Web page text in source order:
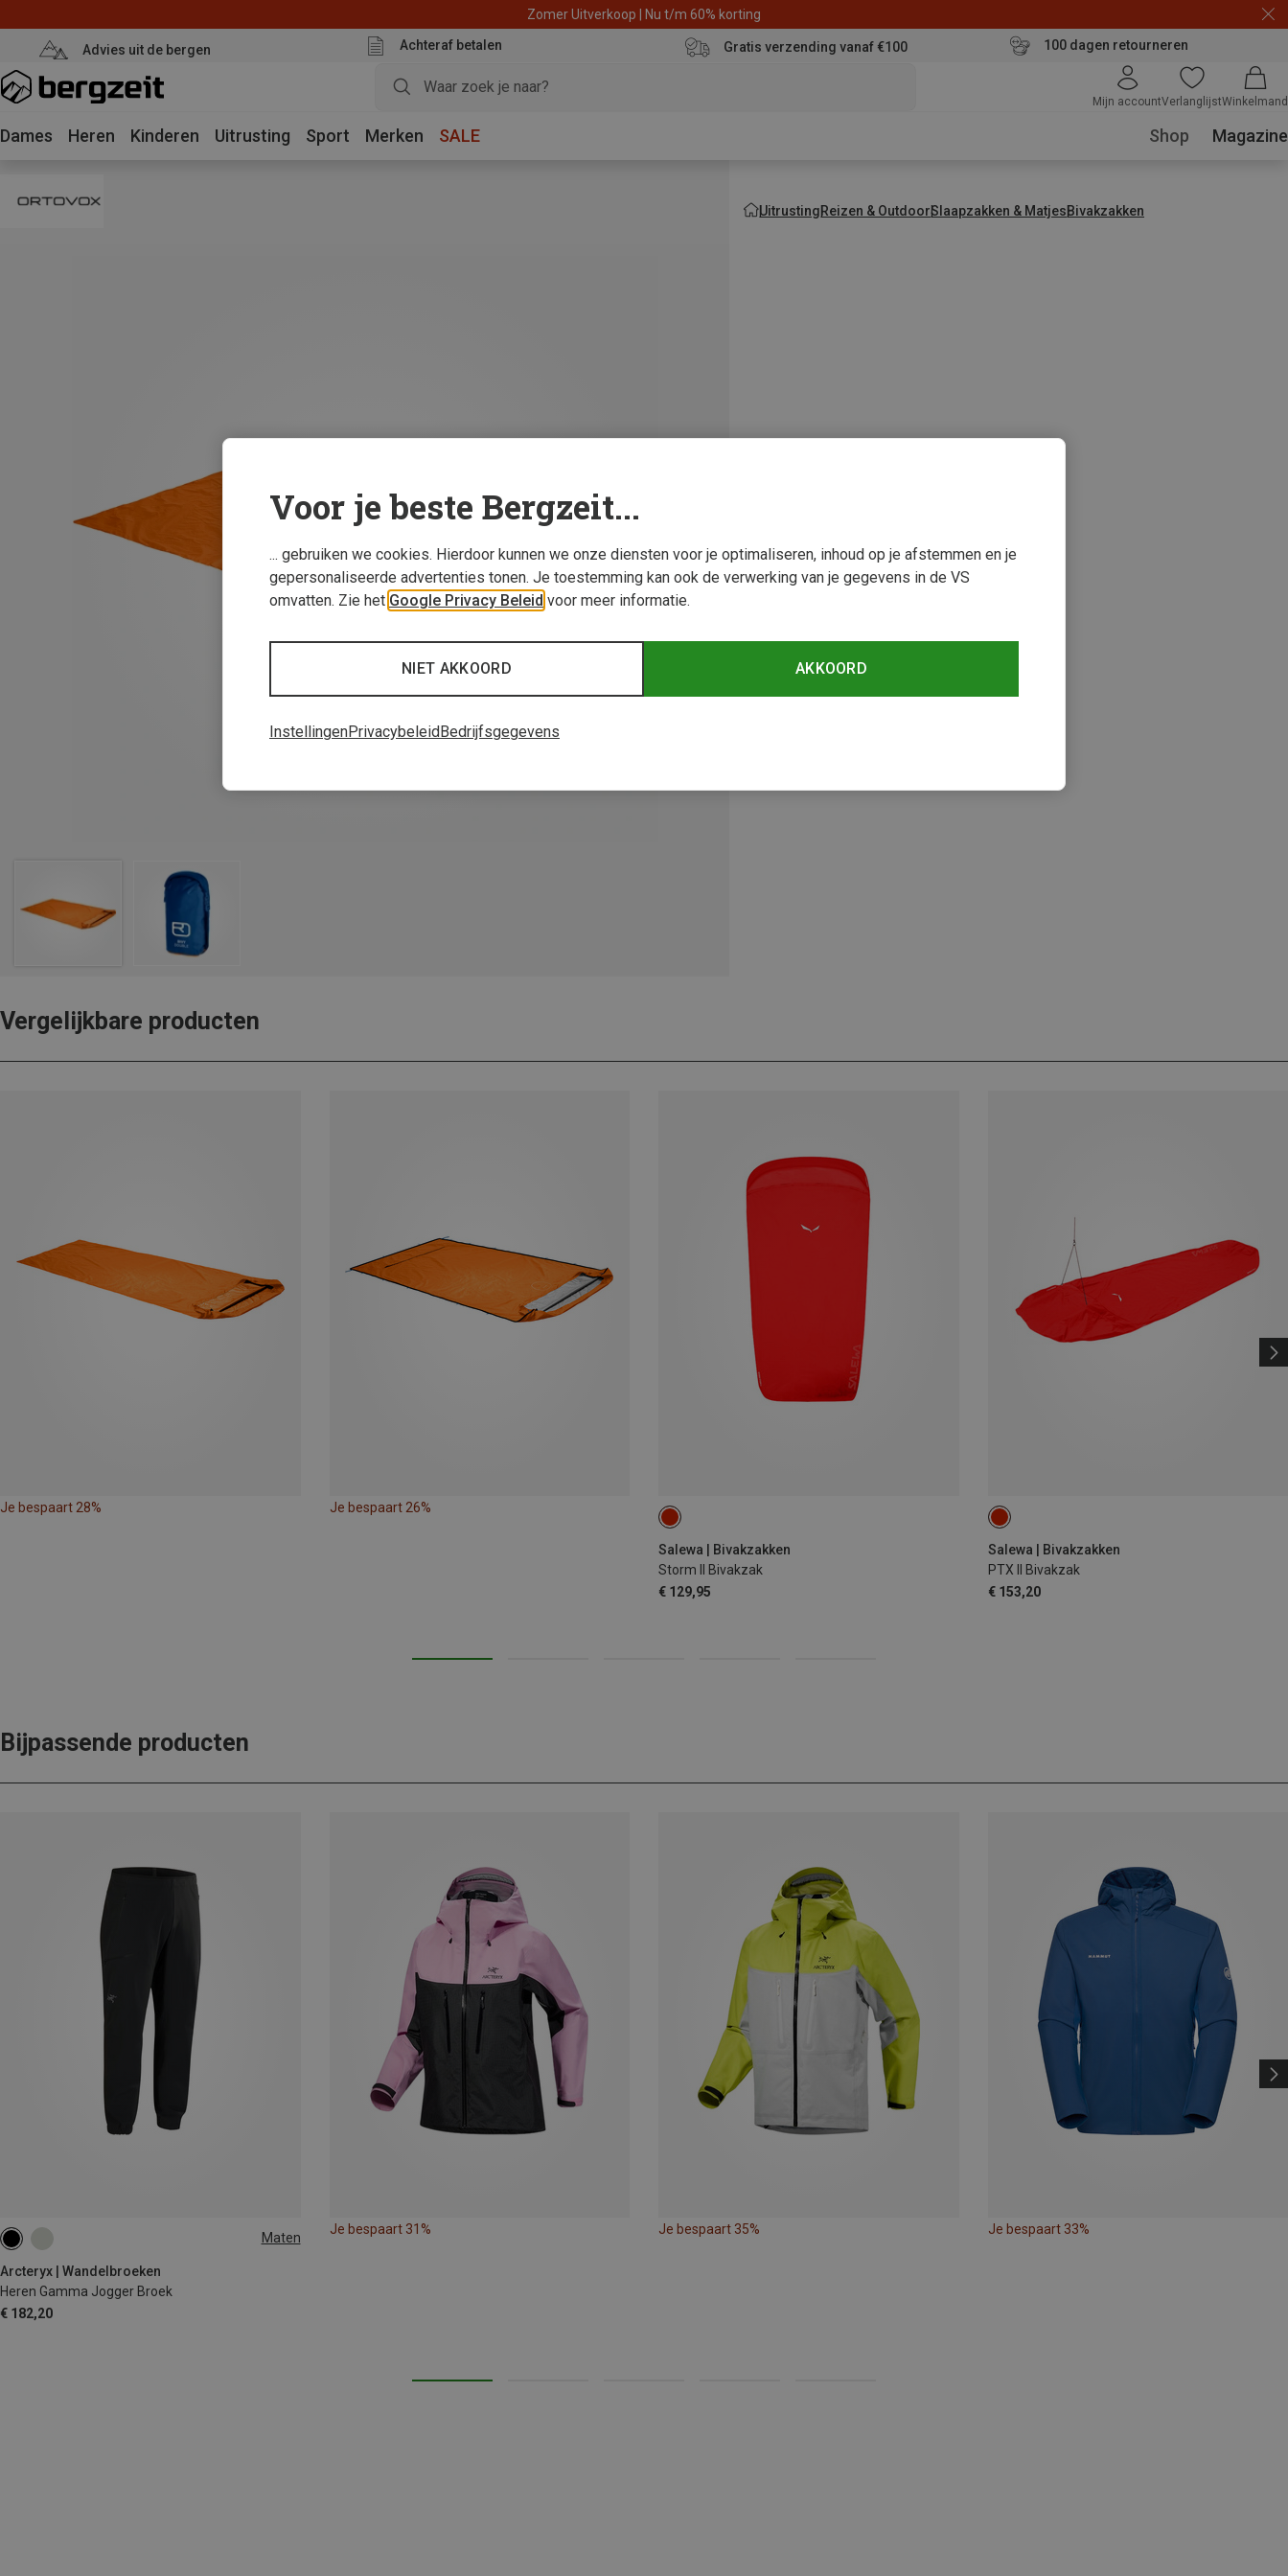
Zomer Uitverkoop | Nu t/m 60% korting
Advies uit de bergen Achteraf betalen Gratis verzending vanaf €100 100 dagen retourneren
Mijn accountVerlanglijstWinkelmand
Dames Heren Kinderen Uitrusting Sport Merken SALE Shop Magazine
UitrustingReizen & OutdoorSlaapzakken & MatjesBivakzakken
Vergelijkbare producten
Je bespaart 28% Je bespaart 26%
Salewa | Bivakzakken
Storm II Bivakzak
€ 129,95
Salewa | Bivakzakken
PTX II Bivakzak
€ 153,20
Bijpassende producten
Maten
Arcteryx | Wandelbroeken
Heren Gamma Jogger Broek
€ 182,20
S M
Je bespaart 31% Je bespaart 35% Je bespaart 33%
Voor je beste Bergzeit...
... gebruiken we cookies. Hierdoor kunnen we onze diensten voor je optimaliseren, inhoud op je afstemmen en je
gepersonaliseerde advertenties tonen. Je toestemming kan ook de verwerking van je gegevens in de VS
omvatten. Zie het Google Privacy Beleid voor meer informatie.
AKKOORD
NIET AKKOORD
InstellingenPrivacybeleid Bedrijfsgegevens